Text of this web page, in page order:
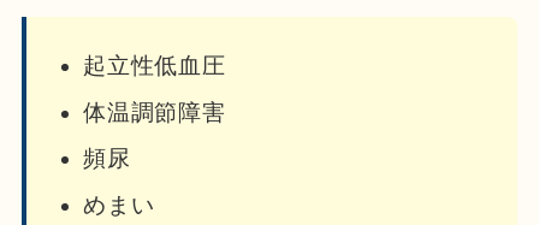
起立性低血圧
体温調節障害
頻尿
めまい